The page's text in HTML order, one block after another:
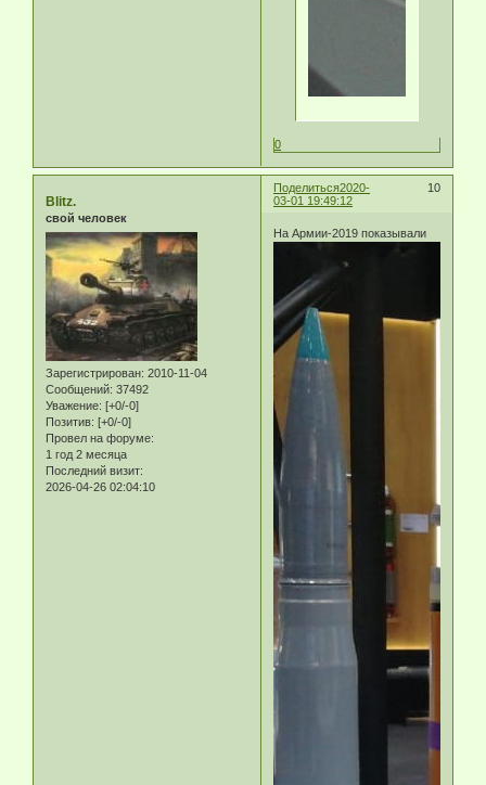
0
Поделиться 10
2020-
03-01 19:49:12
Blitz.
свой человек
Зарегистрирован: 2010-11-04
Сообщений: 37492
Уважение: [+0/-0]
Позитив: [+0/-0]
Провел на форуме:
1 год 2 месяца
Последний визит:
2026-04-26 02:04:10
На Армии-2019 показывали